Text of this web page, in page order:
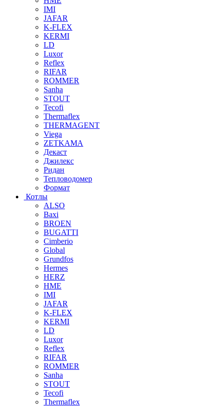
IMI
JAFAR
K-FLEX
KERMI
LD
Luxor
Reflex
RIFAR
ROMMER
Sanha
STOUT
Tecofi
Thermaflex
THERMAGENT
Viega
ZETKAMA
Декаст
Джилекс
Ридан
Тепловодомер
Формат
Котлы
ALSO
Baxi
BROEN
BUGATTI
Cimberio
Global
Grundfos
Hermes
HERZ
HME
IMI
JAFAR
K-FLEX
KERMI
LD
Luxor
Reflex
RIFAR
ROMMER
Sanha
STOUT
Tecofi
Thermaflex